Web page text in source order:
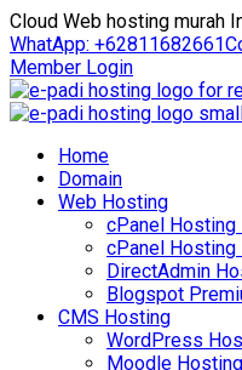
Cloud Web hosting murah
WhatApp: +62811682661
Member Login
Home
Domain
Web Hosting
cPanel Hosting
cPanel Hosting
DirectAdmin
Blogspot
CMS Hosting
WordPress
Moodle Hosting